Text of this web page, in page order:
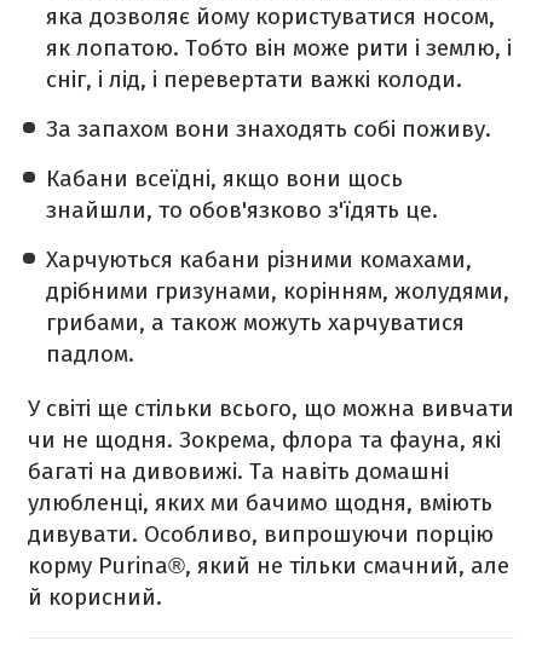
яка дозволяє йому користуватися носом,
як лопатою. Тобто він може рити і землю, і
сніг, і лід, і перевертати важкі колоди.
За запахом вони знаходять собі поживу.
Кабани всеїдні, якщо вони щось
знайшли, то обов'язково з'їдять це.
Харчуються кабани різними комахами,
дрібними гризунами, корінням, жолудями,
грибами, а також можуть харчуватися
падлом.
У світі ще стільки всього, що можна вивчати
чи не щодня. Зокрема, флора та фауна, які
багаті на дивовижі. Та навіть домашні
улюбленці, яких ми бачимо щодня, вміють
дивувати. Особливо, випрошуючи порцію
корму Purina®, який не тільки смачний, але
й корисний.